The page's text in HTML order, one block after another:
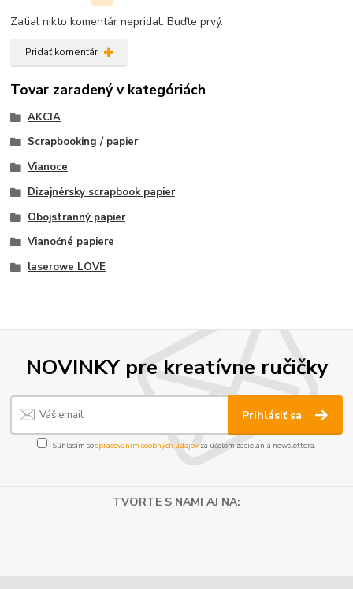
Zatial nikto komentár nepridal. Buďte prvý.
Pridať komentár
Tovar zaradený v kategóriách
AKCIA
Scrapbooking / papier
Vianoce
Dizajnérsky scrapbook papier
Obojstranný papier
Vianočné papiere
laserowe LOVE
NOVINKY pre kreatívne ručičky
Prihlásiť sa
Súhlasím sospracovaním osobných údajov za účelom zasielania newslettera.
TVORTE S NAMI AJ NA: